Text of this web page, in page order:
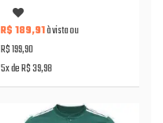
R$ 189,91à vista ou
R$ 199,90
5x de R$ 39,98